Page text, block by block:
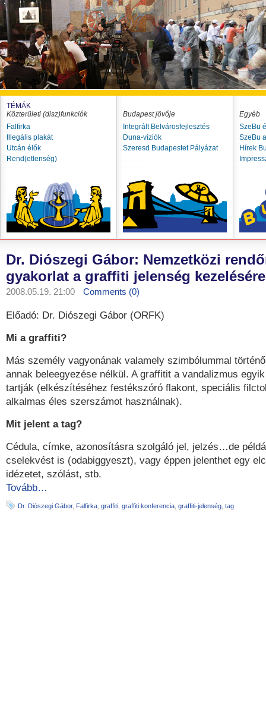
TÉMÁK
Közterületi (disz)funkciók
Falfirka
Illegális plakát
Utcán élők
Rend(etlenség)
Budapest jövője
Integrált Belvárosfejlesztés
Duna-víziók
Szeresd Budapestet Pályázat
Egyéb
SzeBu
SzeBu
Hírek
Dr. Diószegi Gábor: Nemzetközi
gyakorlat a graffiti jelenség kezelésére
2008.05.19. 21:00 Comments (0)
Előadó: Dr. Diószegi Gábor (ORFK)
Mi a graffiti?
Más személy vagyonának valamely szimbólummal
annak beleegyezése nélkül. A graffitit a vandalizmus
tartják (elkészítéséhez festékszóró flakont, speciális
alkalmas éles szerszámot használnak).
Mit jelent a tag?
Cédula, címke, azonosításra szolgáló jel, jelzés…de
cselekvést is (odabiggyeszt), vagy éppen jelenthet egy
idézetet, szólást, stb.
Tovább…
Dr. Diószegi Gábor, Falfirka graffiti graffiti konferencia graffiti-jelenség tag